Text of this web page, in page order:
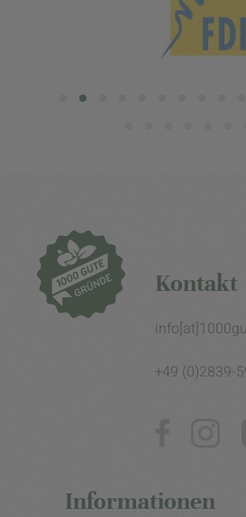
Kontakt
+49 (0)2839-
Informationen